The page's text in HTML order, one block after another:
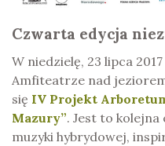
Czwarta edycja
W niedzielę, 23 lipca
Amfiteatrze nad
się IV Projekt
Mazury”. Jest to
muzyki hybrydowej,